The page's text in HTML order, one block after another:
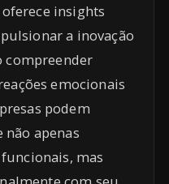
insights
a inovação
compreender
emocionais
podem
apenas
mas